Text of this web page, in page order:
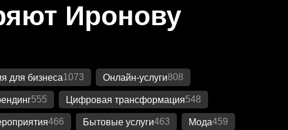
Иронову
для бизнеса1073 Онлайн-услуги808
555 Цифровая трансформация548
466 Бытовые услуги463 Мода459